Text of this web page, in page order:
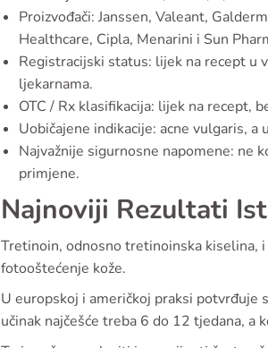
Proizvođači: Janssen, Valeant,
Healthcare, Cipla, Menarini i Sun
Registracijski status: lijek na recept u
ljekarnama.
OTC / Rx klasifikacija: lijek na recept,
Uobičajene indikacije: acne vulgaris,
Najvažnije sigurnosne napomene: ne
primjene.
Najnoviji Rezultati
Tretinoin, odnosno tretinoinska kiselina,
fotooštećenje kože.
U europskoj i američkoj praksi potvrđuje
učinak najčešće treba 6 do 12 tjedana, a